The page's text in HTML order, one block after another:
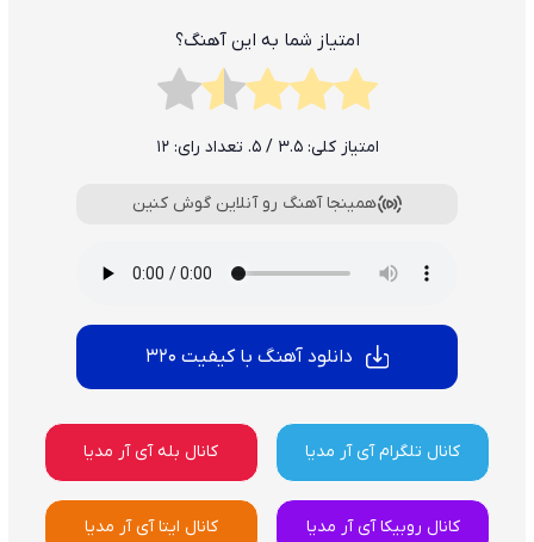
امتیاز شما به این آهنگ؟
امتیاز کلی:3.5 / 5. تعداد رای: 12
همینجا آهنگ رو آنلاین گوش کنین
دانلود آهنگ با کیفیت 320
کانال تلگرام آی آر مدیا کانال بله آی آر مدیا
کانال روبیکا آی آر مدیا کانال ایتا آی آر مدیا